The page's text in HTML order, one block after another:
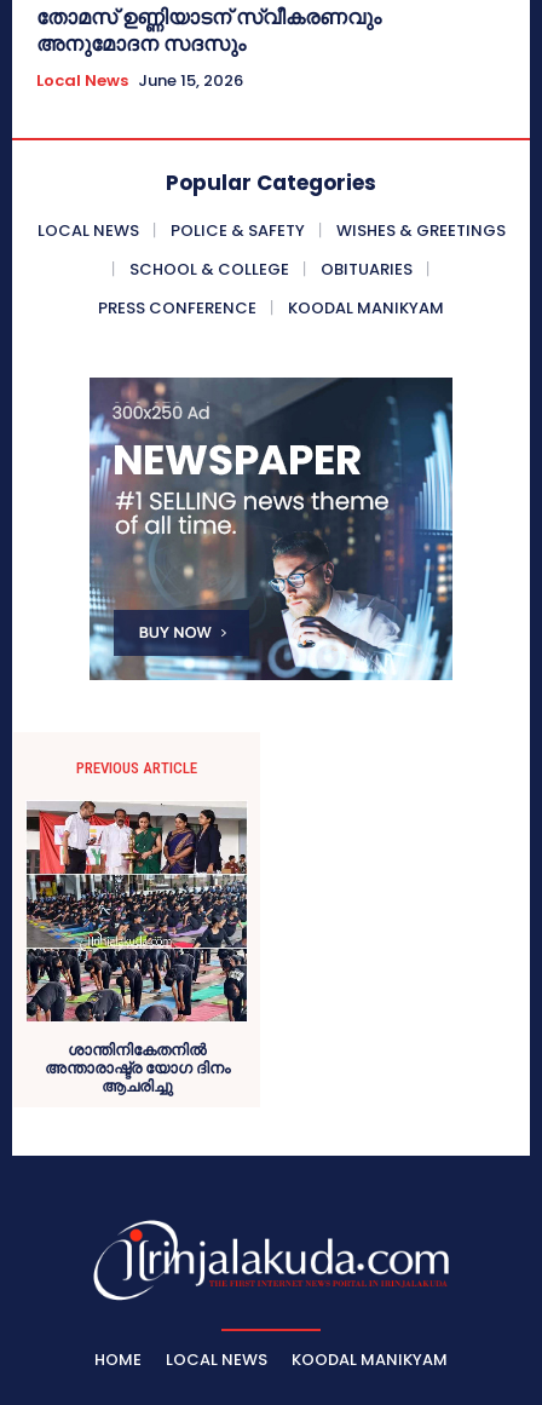
തോമസ് ഉണ്ണിയാടന് സ്വീകരണവും
അനുമോദന സദസും
Local News June 15, 2026
Popular Categories
LOCAL NEWS POLICE & SAFETY
WISHES & GREETINGS
SCHOOL & COLLEGE
OBITUARIES
PRESS CONFERENCE
KOODAL MANIKYAM
PREVIOUS ARTICLE
ശാന്തിനികേതനിൽ
അന്താരാഷ്ട്ര യോഗ ദിനം
ആചരിച്ചു
HOME LOCAL NEWS KOODAL MANIKYAM